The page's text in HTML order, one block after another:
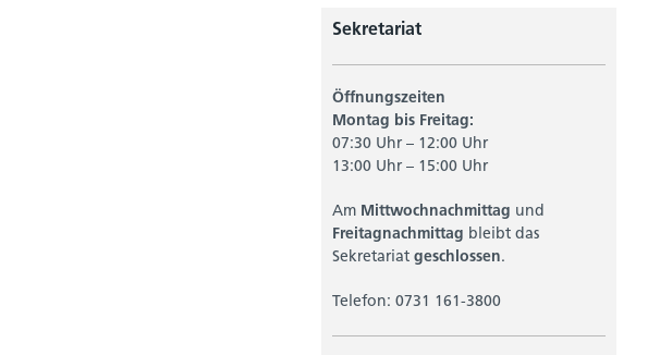
Sekretariat
Öffnungszeiten
Montag bis Freitag:
07:30 Uhr – 12:00 Uhr
13:00 Uhr – 15:00 Uhr
Am Mittwochnachmittag und
Freitagnachmittag bleibt das
Sekretariatgeschlossen.
Telefon: 0731 161-3800